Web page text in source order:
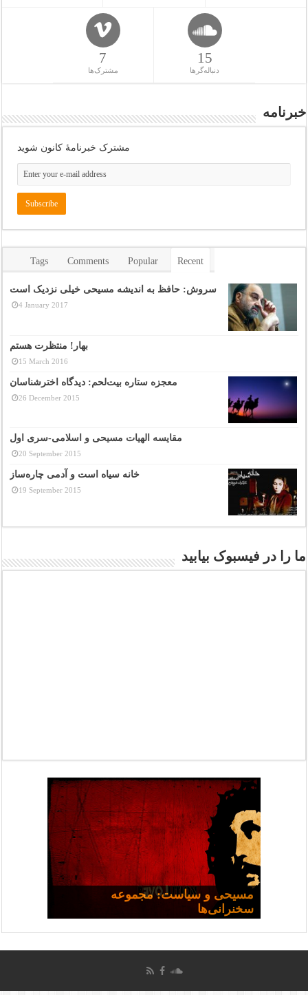
7
مشترک‌ها
15
دنباله‌گرها
خبرنامه
مشترک خبرنامهٔ کانون شوید
Recent
Popular
Comments
Tags
سروش: حافظ به اندیشه مسیحی خیلی نزدیک است
4 January 2017
بهار! منتظرت هستم
15 March 2016
معجزه ستاره بیت‌لحم: دیدگاه اخترشناسان
26 December 2015
مقایسه الهیات مسیحی و اسلامی-سری اول
20 September 2015
خانه سیاه است و آدمی چاره‌ساز
19 September 2015
ما را در فیسبوک بیابید
تشیع، تصوف و تاثیر آن بر مسیحیت
ایرانی
چرا همه شفا نمی‌یابند؟
مسیحی و سیاست: مجموعه
سخنرانی‌ها